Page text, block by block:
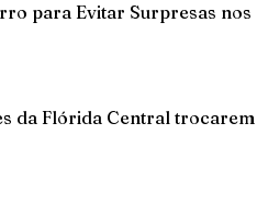
para Evitar Surpresas nos
da Flórida Central trocarem